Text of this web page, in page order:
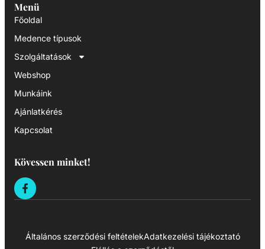
Menü
Főoldal
Medence típusok
Szolgáltatások
Webshop
Munkáink
Ajánlatkérés
Kapcsolat
Kövessen minket!
Általános szerződési feltételekAdatkezelési tájékoztató